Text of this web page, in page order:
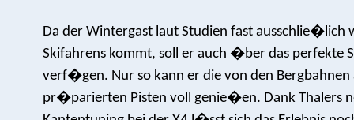
Da der Wintergast laut Studien fast ausschlie�lich
Skifahrens kommt, soll er auch �ber das perfekte
verf�gen. Nur so kann er die von den
pr�parierten Pisten voll genie�en. Dank Thalers